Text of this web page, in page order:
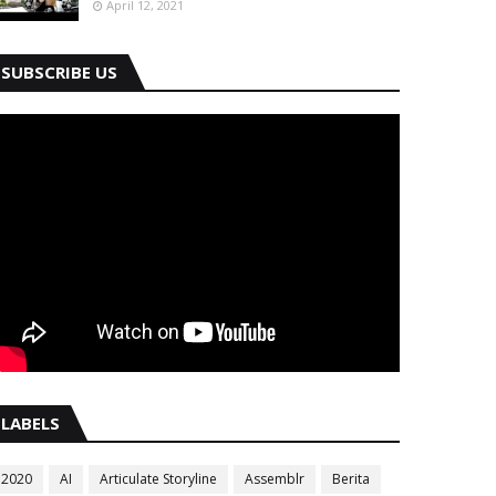
April 12, 2021
SUBSCRIBE US
LABELS
2020 AI Articulate Storyline Assemblr Berita